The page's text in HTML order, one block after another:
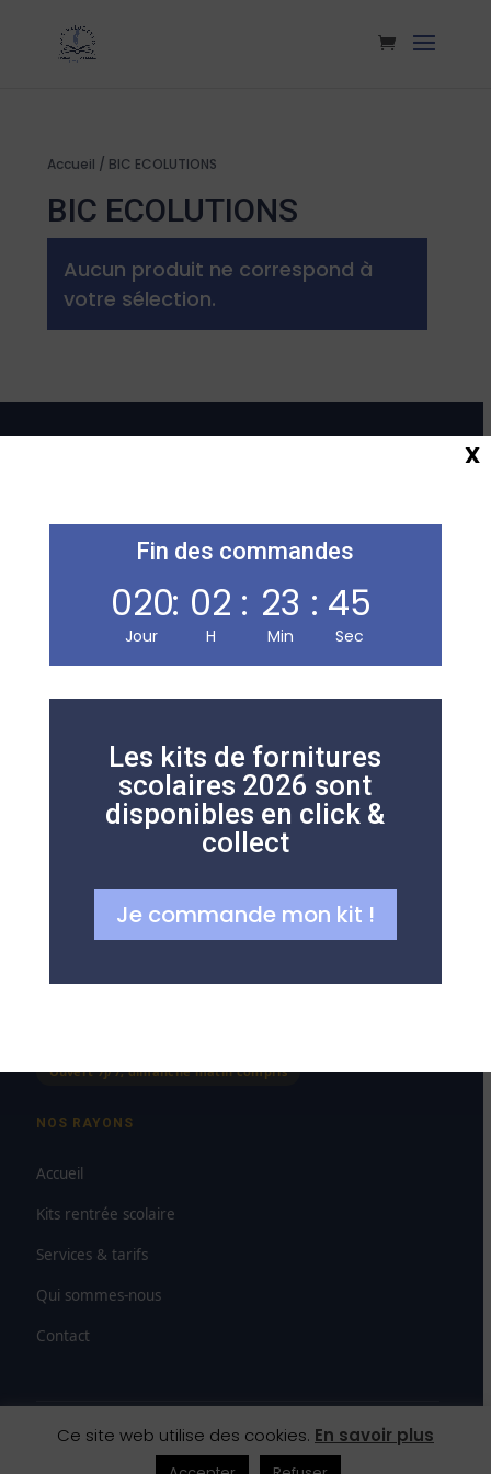
Accueil / BIC ECOLUTIONS
BIC ECOLUTIONS
Aucun produit ne correspond à
votre sélection.
Librairie, presse, carterie, jeux & jouets et papeterie, sur
200 m² en plein centre de Carmaux. Indépendante
81400 Carmaux
05 63 76 55 94
Nous écrire
Lun – Ven 7h00–12h30 · 13h30–19h00
Ouvert 7j/7, dimanche matin compris
NOS RAYONS
Accueil
Kits rentrée scolaire
Services & tarifs
Qui sommes-nous
Contact
© 2026 SAS Paludetto — Maison de la Presse Carmausine
Droit de rétractation Mentions légalesCGV
Ce site web utilise des cookies. En savoir plus
Fin des commandes
020
Jour
: 02
H
: 23
Min
: 45
Sec
Les kits de fornitures
scolaires 2026 sont
disponibles en click &
collect
Je commande mon kit !
X